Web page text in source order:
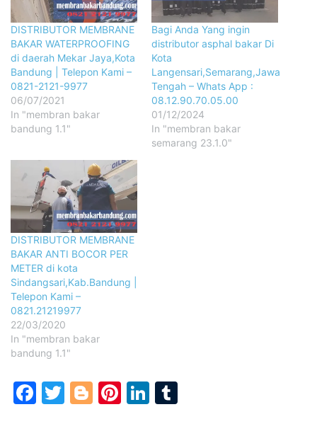
DISTRIBUTOR MEMBRANE
BAKAR WATERPROOFING
di daerah Mekar Jaya,Kota
Bandung | Telepon Kami –
0821-2121-9977
06/07/2021
In "membran bakar
bandung 1.1"
Bagi Anda Yang ingin
distributor asphal bakar Di
Kota
Langensari,Semarang,Jawa
Tengah – Whats App :
08.12.90.70.05.00
01/12/2024
In "membran bakar
semarang 23.1.0"
DISTRIBUTOR MEMBRANE
BAKAR ANTI BOCOR PER
METER di kota
Sindangsari,Kab.Bandung |
Telepon Kami –
0821.21219977
22/03/2020
In "membran bakar
bandung 1.1"
Facebook
Twitter
Blogger
Pinterest
LinkedIn